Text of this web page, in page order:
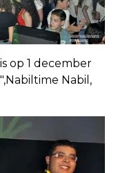
op 1 december
Nabil,